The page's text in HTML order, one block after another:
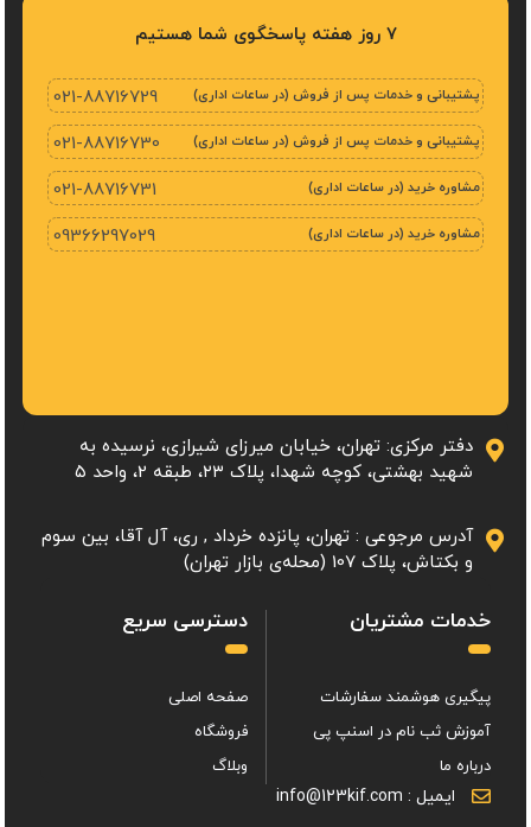
7 روز هفته پاسخگوی شما هستیم
پشتیبانی و خدمات پس از فروش (در ساعات اداری) 021-88716729
پشتیبانی و خدمات پس از فروش (در ساعات اداری) 021-88716730
مشاوره خرید (در ساعات اداری) 021-88716731
مشاوره خرید (در ساعات اداری) 09366297029
دفتر مرکزی: تهران، خیابان میرزای شیرازی، نرسیده به
شهید بهشتی، کوچه شهدا، پلاک ۲۳، طبقه 2، واحد ۵
آدرس مرجوعی : تهران، پانزده خرداد , ری، آل آقا، بین سوم
و بکتاش، پلاک 107 (محله‌ی بازار تهران)
خدمات مشتریان
پیگیری هوشمند سفارشات
آموزش ثب نام در اسنپ پی
درباره ما
دسترسی سریع
صفحه اصلی
فروشگاه
وبلاگ
ایمیل : info@123kif.com